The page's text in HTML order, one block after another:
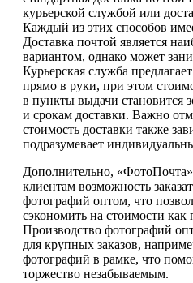
курьерской службой или
Каждый из этих способов
Доставка почтой является
вариантом, однако может
Курьерская служба
прямо в руки, при этом
в пункты выдачи становится
и срокам доставки. Важно
стоимость доставки также
подразумевает
Дополнительно,
клиентам возможность
фотографий оптом, что
сэкономить на стоимости как
Производство фотографий
для крупных заказов,
фотографий в рамке, что
торжество незабываемым.